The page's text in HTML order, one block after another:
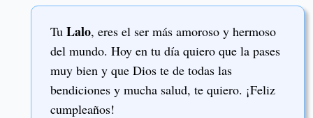
Tu Lalo, eres el ser más amoroso y hermoso
del mundo. Hoy en tu día quiero que la pases
muy bien y que Dios te de todas las
bendiciones y mucha salud, te quiero. ¡Feliz
cumpleaños!